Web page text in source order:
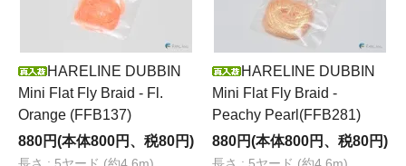
HARELINE DUBBIN
Mini Flat Fly Braid - Fl.
Orange (FFB137)
880円(本体800円、税80円)
HARELINE DUBBIN
Mini Flat Fly Braid -
Peachy Pearl(FFB281)
880円(本体800円、税80円)